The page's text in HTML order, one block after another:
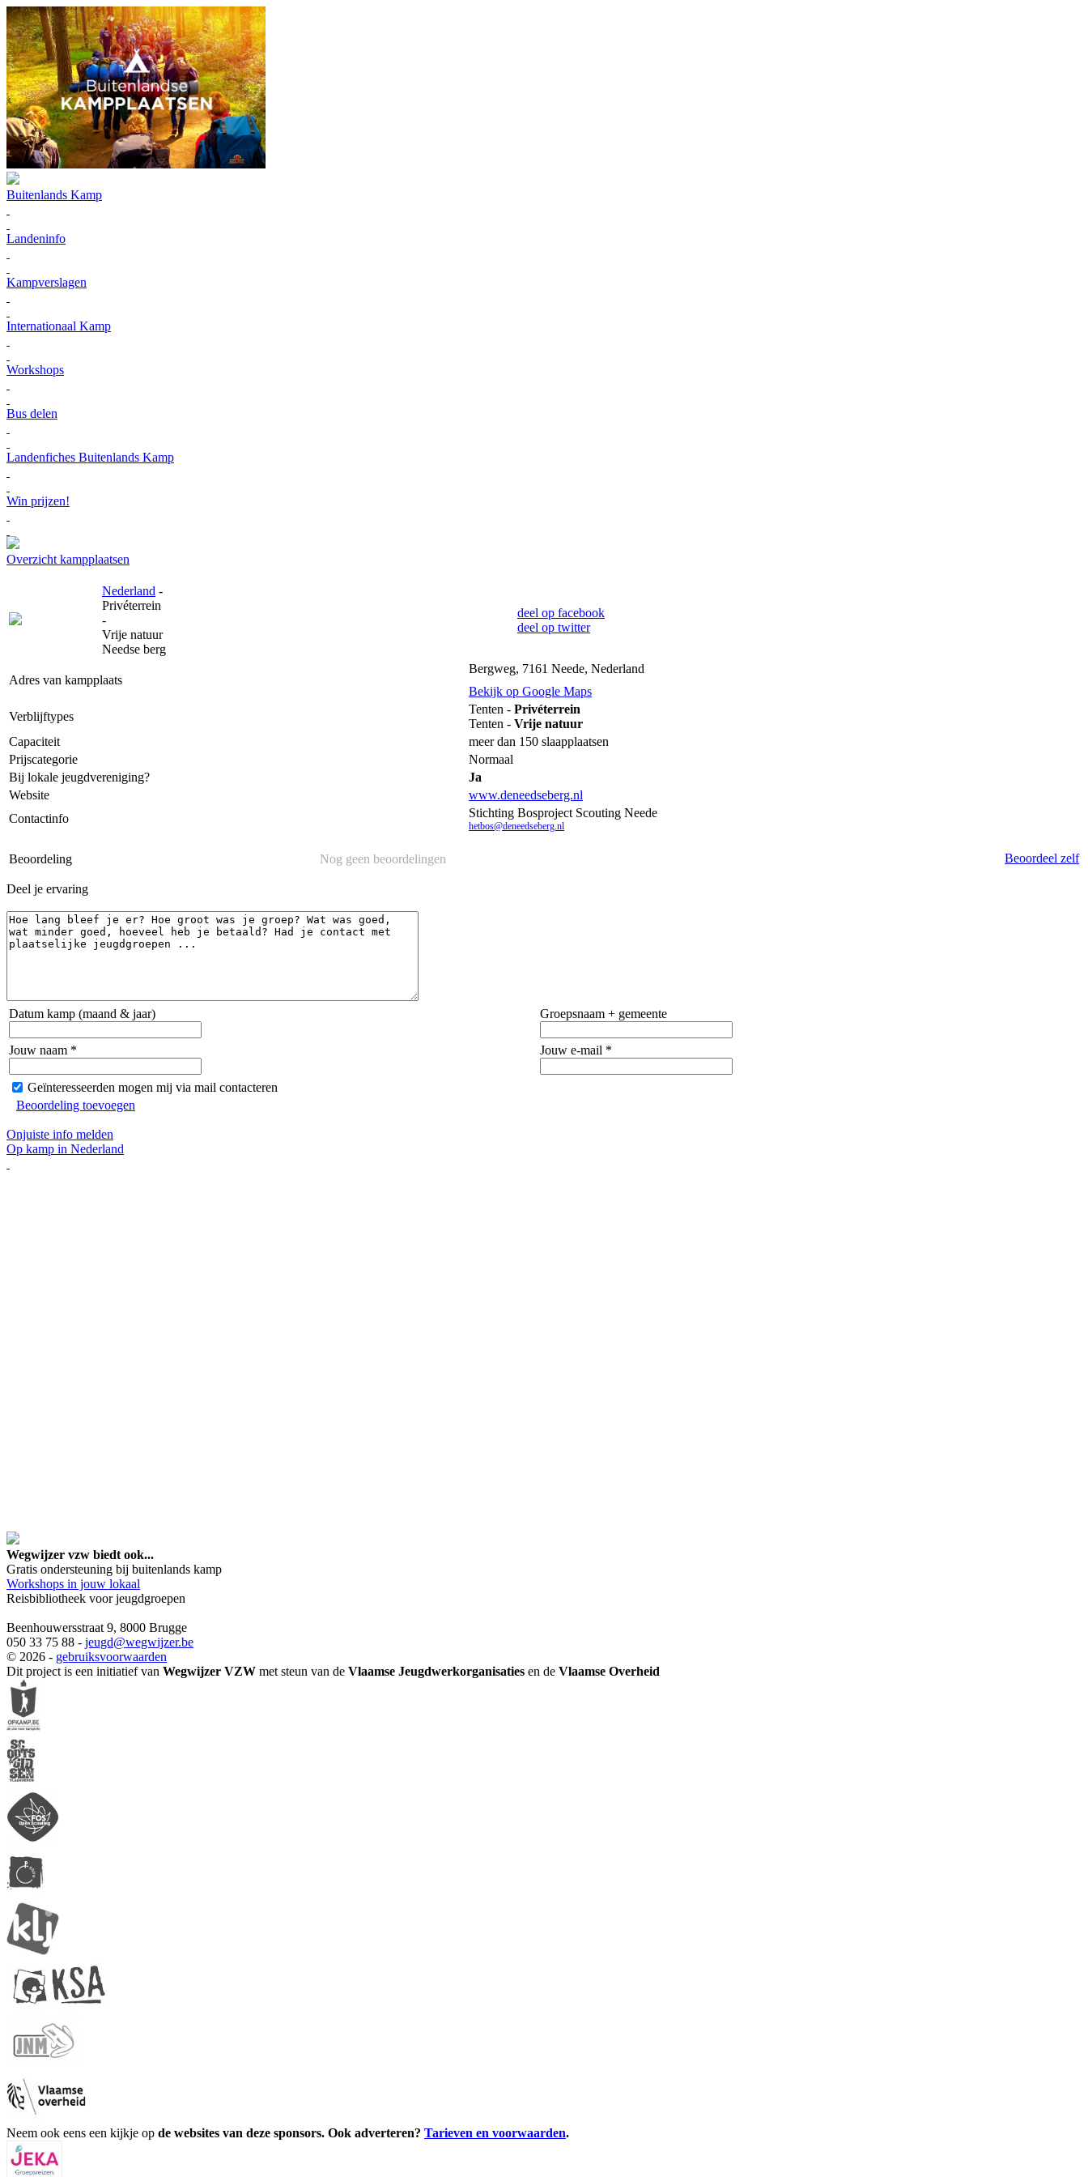
Buitenlands Kamp
Landeninfo
Kampverslagen
Internationaal Kamp
Workshops
Bus delen
Landenfiches Buitenlands Kamp
Win prijzen!
Overzicht kampplaatsen
Nederland -
Privéterrein
-
Vrije natuur
Needse berg
deel op facebook
deel op twitter
Adres van kampplaats
Bergweg, 7161 Neede, Nederland
Bekijk op Google Maps
Verblijftypes
Tenten - Privéterrein
Tenten - Vrije natuur
Capaciteit
meer dan 150 slaapplaatsen
Prijscategorie
Normaal
Bij lokale jeugdvereniging?
Ja
Website
www.deneedseberg.nl
Contactinfo
Stichting Bosproject Scouting Neede
hetbos@deneedseberg.nl
Beoordeling Nog geen beoordelingen Beoordeel zelf
Deel je ervaring
Datum kamp (maand & jaar) Groepsnaam + gemeente
Jouw naam * Jouw e-mail *
Geïnteresseerden mogen mij via mail contacteren
Beoordeling toevoegen
Onjuiste info melden
Op kamp in Nederland
Wegwijzer vzw biedt ook...
Gratis ondersteuning bij buitenlands kamp
Workshops in jouw lokaal
Reisbibliotheek voor jeugdgroepen
Beenhouwersstraat 9, 8000 Brugge
050 33 75 88 - jeugd@wegwijzer.be
© 2026 - gebruiksvoorwaarden
Dit project is een initiatief van Wegwijzer VZW met steun van de Vlaamse Jeugdwerkorganisaties en de Vlaamse Overheid
Neem ook eens een kijkje op de websites van deze sponsors. Ook adverteren? Tarieven en voorwaarden.